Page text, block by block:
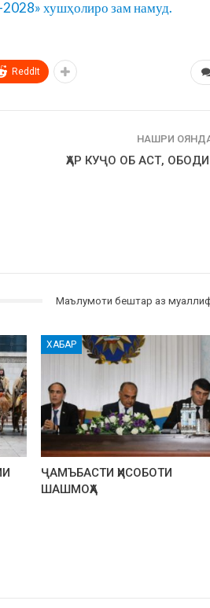
хушҳолиро зам намуд.
ReddIt
НАШРИ
ҲАР КУҶО ОБ АСТ,
Маълумоти бештар аз
ХАБАР
ҶАМЪБАСТИ ҲИСОБОТИ
ШАШМОҲА